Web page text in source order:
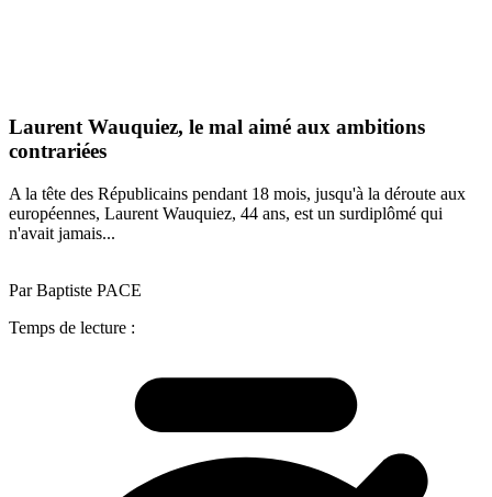
Laurent Wauquiez, le mal aimé aux ambitions
contrariées
A la tête des Républicains pendant 18 mois, jusqu'à la déroute aux
européennes, Laurent Wauquiez, 44 ans, est un surdiplômé qui
n'avait jamais...
Par Baptiste PACE
Temps de lecture :